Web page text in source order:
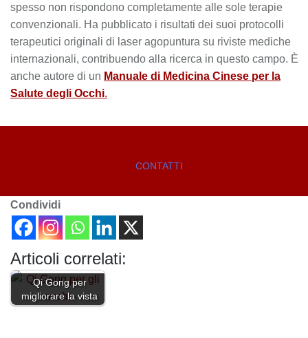
spesso non rispondono completamente alle sole terapie
convenzionali. Ha pubblicato i risultati dei suoi protocolli
terapeutici originali di laser agopuntura su riviste mediche
internazionali, contribuendo alla ricerca in questo campo. È
anche autore di un Manuale di Medicina Cinese per la
Salute degli Occhi.
CONTATTI
Condividi
Articoli correlati:
Qi Gong per
migliorare la vista